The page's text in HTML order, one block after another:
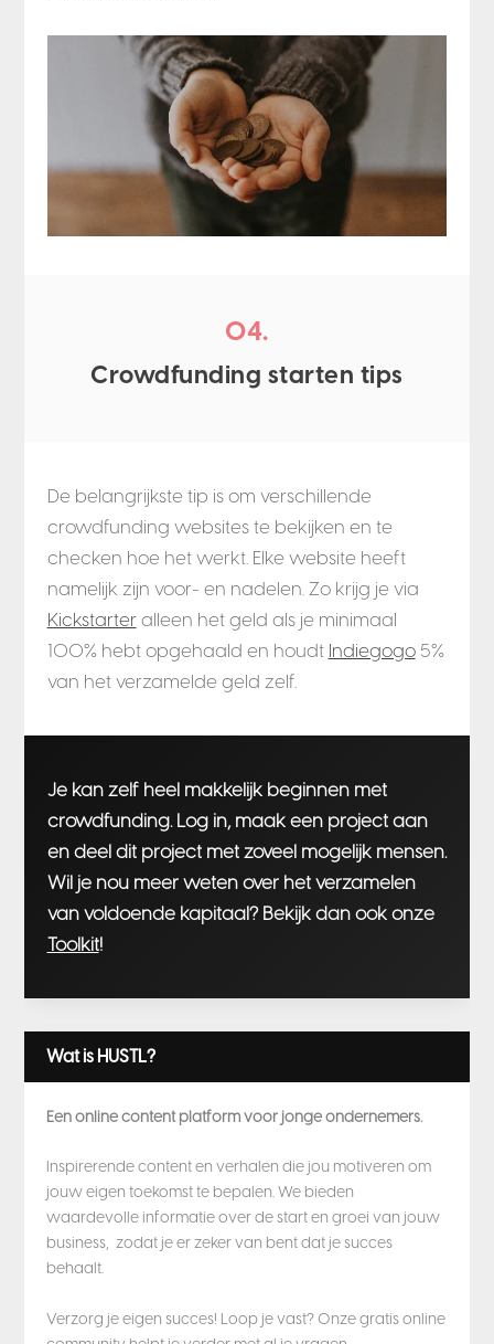
04.
Crowdfunding starten tips
De belangrijkste tip is om verschillende
crowdfunding websites te bekijken en te
checken hoe het werkt. Elke website heeft
namelijk zijn voor- en nadelen. Zo krijg je via
Kickstarteralleen het geld als je minimaal
100% hebt opgehaald en houdt Indiegogo5%
van het verzamelde geld zelf.
Je kan zelf heel makkelijk beginnen met
crowdfunding. Log in, maak een project aan
en deel dit project met zoveel mogelijk mensen.
Wil je nou meer weten over het verzamelen
van voldoende kapitaal? Bekijk dan ook onze
Toolkit!
Wat is HUSTL?
Een online content platform voor jonge ondernemers.
Inspirerende content en verhalen die jou motiveren om
jouw eigen toekomst te bepalen. We bieden
waardevolle informatie over de start en groei van jouw
business, zodat je er zeker van bent dat je succes
behaalt.
Verzorg je eigen succes! Loop je vast? Onze gratis online